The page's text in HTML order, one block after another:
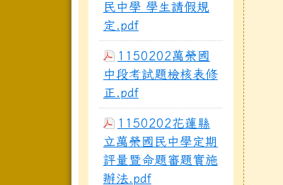
民中學 學生請假規
定.pdf
1150202萬榮國
中段考試題檢核表修
正.pdf
1150202花蓮縣
立萬榮國民中學定期
評量暨命題審題實施
辦法.pdf